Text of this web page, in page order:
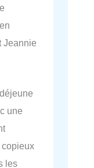
Jeannie
une
les